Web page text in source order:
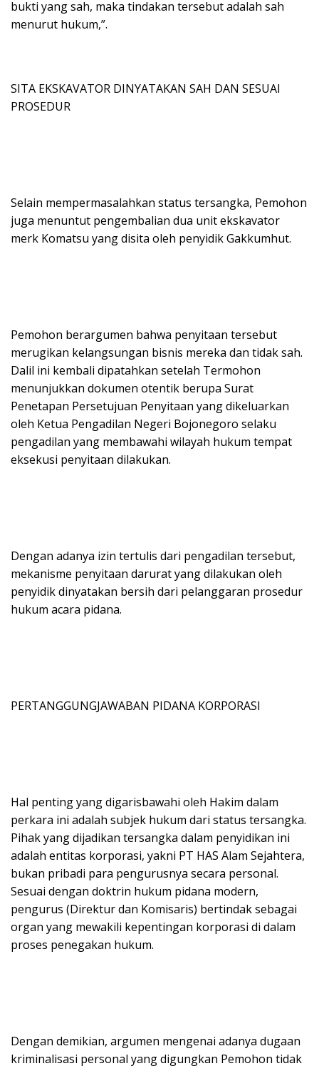
bukti yang sah, maka tindakan tersebut adalah sah
menurut hukum,”.
SITA EKSKAVATOR DINYATAKAN SAH DAN SESUAI
PROSEDUR
Selain mempermasalahkan status tersangka, Pemohon
juga menuntut pengembalian dua unit ekskavator
merk Komatsu yang disita oleh penyidik Gakkumhut.
Pemohon berargumen bahwa penyitaan tersebut
merugikan kelangsungan bisnis mereka dan tidak sah.
Dalil ini kembali dipatahkan setelah Termohon
menunjukkan dokumen otentik berupa Surat
Penetapan Persetujuan Penyitaan yang dikeluarkan
oleh Ketua Pengadilan Negeri Bojonegoro selaku
pengadilan yang membawahi wilayah hukum tempat
eksekusi penyitaan dilakukan.
Dengan adanya izin tertulis dari pengadilan tersebut,
mekanisme penyitaan darurat yang dilakukan oleh
penyidik dinyatakan bersih dari pelanggaran prosedur
hukum acara pidana.
PERTANGGUNGJAWABAN PIDANA KORPORASI
Hal penting yang digarisbawahi oleh Hakim dalam
perkara ini adalah subjek hukum dari status tersangka.
Pihak yang dijadikan tersangka dalam penyidikan ini
adalah entitas korporasi, yakni PT HAS Alam Sejahtera,
bukan pribadi para pengurusnya secara personal.
Sesuai dengan doktrin hukum pidana modern,
pengurus (Direktur dan Komisaris) bertindak sebagai
organ yang mewakili kepentingan korporasi di dalam
proses penegakan hukum.
Dengan demikian, argumen mengenai adanya dugaan
kriminalisasi personal yang digungkan Pemohon tidak